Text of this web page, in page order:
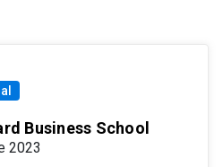
Business School
2023